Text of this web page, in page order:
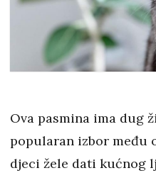
Ova pasmina ima dug
popularan izbor među
djeci žele dati kućnog